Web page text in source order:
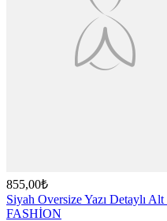
855,00₺
Siyah Oversize Yazı Detaylı
FASHİON